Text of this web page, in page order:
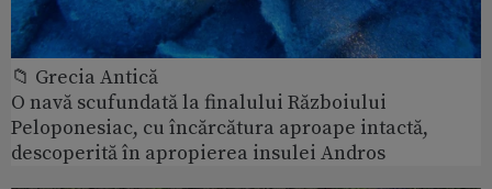
📁 Grecia Antică
O navă scufundată la finalului Războiului
Peloponesiac, cu încărcătura aproape intactă,
descoperită în apropierea insulei Andros